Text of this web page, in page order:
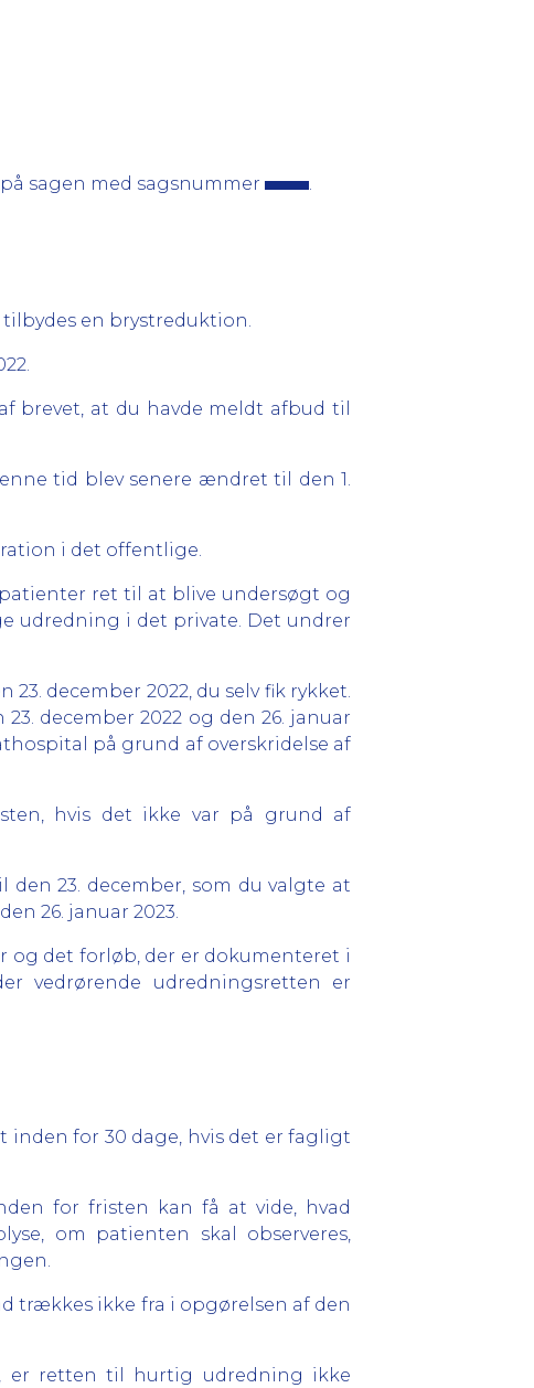
sagen med sagsnummer
.
tilbydes en brystreduktion.
brevet, at du havde meldt afbud til
tid blev senere ændret til den 1.
i det offentlige.
ret til at blive undersøgt og
udredning i det private. Det undrer
december 2022, du selv fik rykket.
december 2022 og den 26. januar
på grund af overskridelse af
hvis det ikke var på grund af
23. december, som du valgte at
26. januar 2023.
og det forløb, der er dokumenteret i
vedrørende udredningsretten er
for 30 dage, hvis det er fagligt
for fristen kan få at vide, hvad
om patienten skal observeres,
trækkes ikke fra i opgørelsen af den
er retten til hurtig udredning ikke